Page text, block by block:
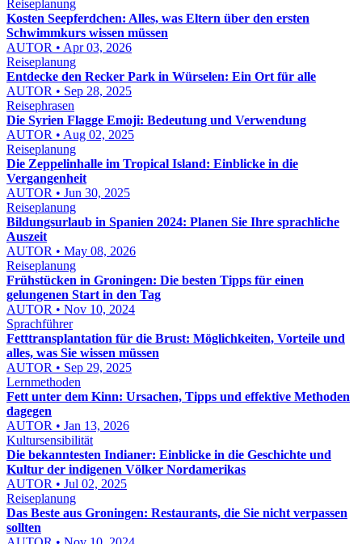
Reiseplanung
Kosten Seepferdchen: Alles, was Eltern über den ersten
Schwimmkurs wissen müssen
AUTOR • Apr 03, 2026
Reiseplanung
Entdecke den Recker Park in Würselen: Ein Ort für alle
AUTOR • Sep 28, 2025
Reisephrasen
Die Syrien Flagge Emoji: Bedeutung und Verwendung
AUTOR • Aug 02, 2025
Reiseplanung
Die Zeppelinhalle im Tropical Island: Einblicke in die
Vergangenheit
AUTOR • Jun 30, 2025
Reiseplanung
Bildungsurlaub in Spanien 2024: Planen Sie Ihre sprachliche
Auszeit
AUTOR • May 08, 2026
Reiseplanung
Frühstücken in Groningen: Die besten Tipps für einen
gelungenen Start in den Tag
AUTOR • Nov 10, 2024
Sprachführer
Fetttransplantation für die Brust: Möglichkeiten, Vorteile und
alles, was Sie wissen müssen
AUTOR • Sep 29, 2025
Lernmethoden
Fett unter dem Kinn: Ursachen, Tipps und effektive Methoden
dagegen
AUTOR • Jan 13, 2026
Kultursensibilität
Die bekanntesten Indianer: Einblicke in die Geschichte und
Kultur der indigenen Völker Nordamerikas
AUTOR • Jul 02, 2025
Reiseplanung
Das Beste aus Groningen: Restaurants, die Sie nicht verpassen
sollten